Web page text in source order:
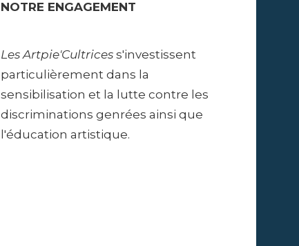
NOTRE ENGAGEMENT
Les Artpie'Cultricess'investissent
particulièrement dans la
sensibilisation et la lutte contre les
discriminations genrées ainsi que
l'éducation artistique.